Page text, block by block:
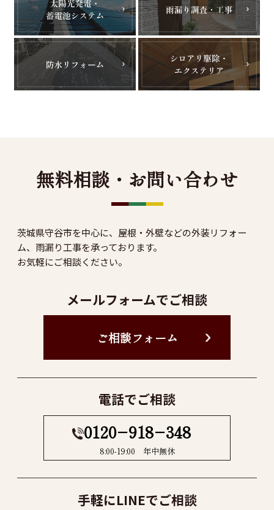
無料相談・お問い合わせ
茨城県守谷市を中心に、屋根・外壁などの外装リフォー
ム、雨漏り工事を承っております。
お気軽にご相談ください。
メールフォームでご相談
ご相談フォーム
電話でご相談
0120−918−348
8:00-19:00 年中無休
手軽にLINEでご相談